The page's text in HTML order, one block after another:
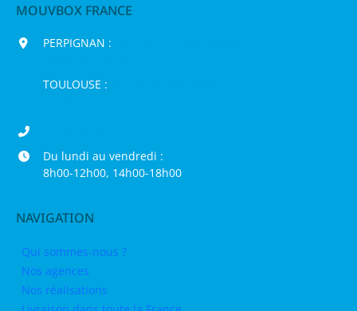
MOUVBOX FRANCE
PERPIGNAN :
TOULOUSE :
Du lundi au vendredi :
8h00-12h00, 14h00-18h00
NAVIGATION
Qui sommes-nous ?
Nos agences
Nos réalisations